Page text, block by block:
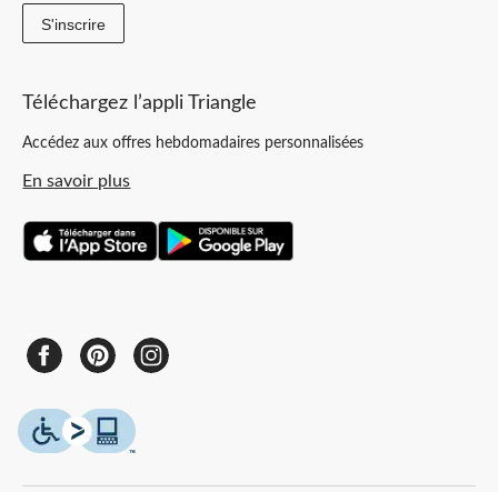
S'inscrire
Téléchargez l’appli Triangle
Accédez aux offres hebdomadaires personnalisées
En savoir plus